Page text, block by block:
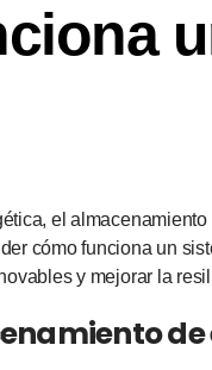
el
cómo funciona un
y mejorar la